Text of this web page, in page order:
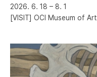
2026. 6. 18 – 8. 1
[VISIT] OCI Museum of Art